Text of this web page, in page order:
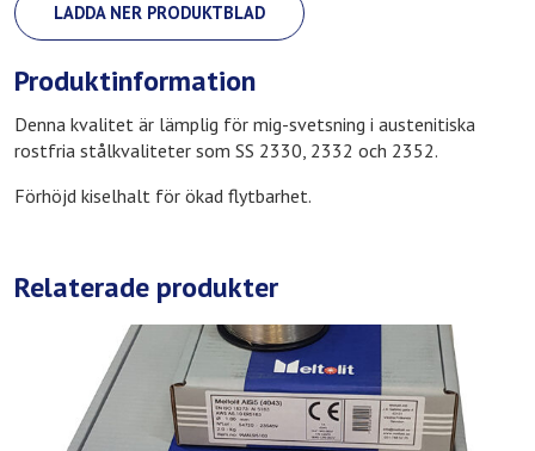
LADDA NER PRODUKTBLAD
Produktinformation
Denna kvalitet är lämplig för mig-svetsning i austenitiska
rostfria stålkvaliteter som SS 2330, 2332 och 2352.
Förhöjd kiselhalt för ökad flytbarhet.
Relaterade produkter